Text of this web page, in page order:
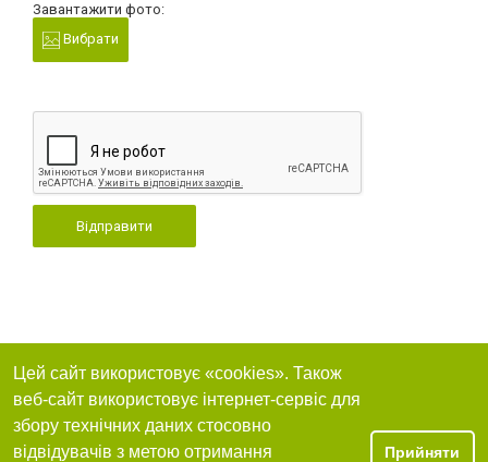
Завантажити фото:
Вибрати
Відправити
Цей сайт використовує «cookies». Також
веб-сайт використовує інтернет-сервіс для
збору технічних даних стосовно
відвідувачів з метою отримання
Прийняти